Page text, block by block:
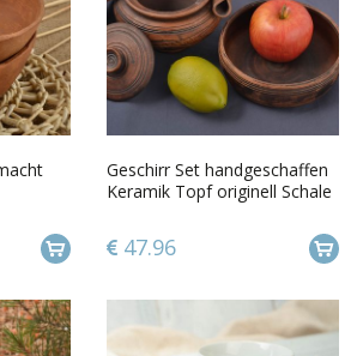
Geschirr Set handgeschaffen
Keramik Topf originell Schale
47.96